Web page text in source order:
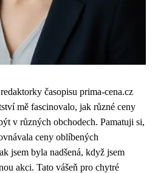
časopisu prima-cena.cz
mě fascinovalo, jak různé ceny
v různých obchodech. Pamatuji si,
ceny oblíbených
jsem byla nadšená, když jsem
akci. Tato vášeň pro chytré